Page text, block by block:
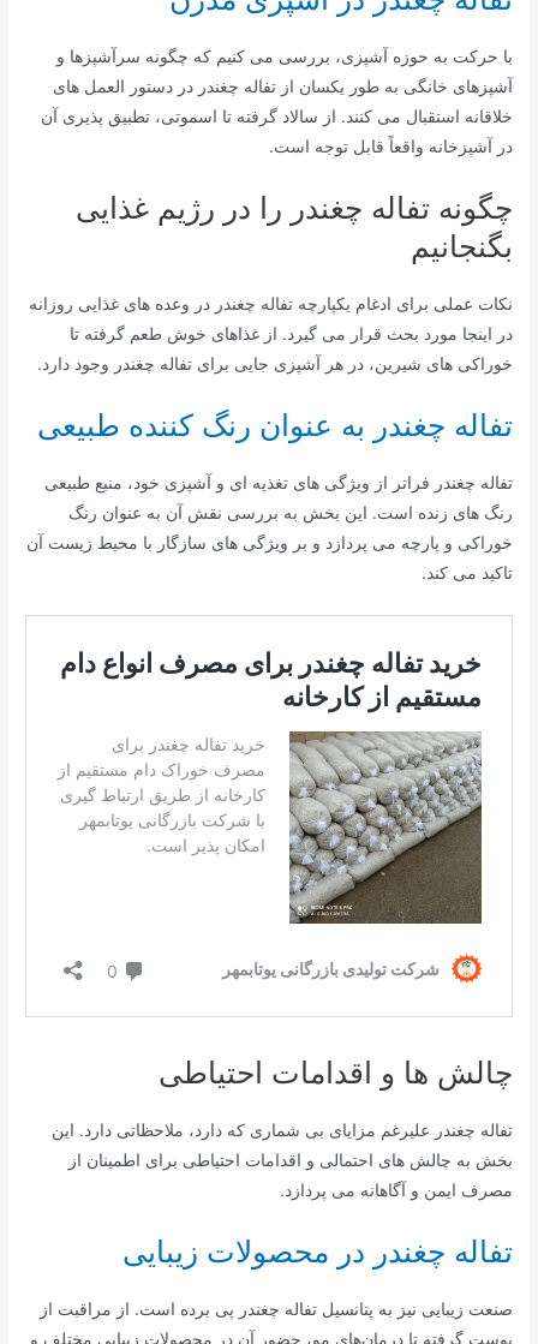
با حرکت به حوزه آشپزی، بررسی می کنیم که چگونه سرآشپزها و
آشپزهای خانگی به طور یکسان از تفاله چغندر در دستور العمل های
خلاقانه استقبال می کنند. از سالاد گرفته تا اسموتی، تطبیق پذیری آن
در آشپزخانه واقعاً قابل توجه است.
چگونه تفاله چغندر را در رژیم غذایی
بگنجانیم
نکات عملی برای ادغام یکپارچه تفاله چغندر در وعده های غذایی روزانه
در اینجا مورد بحث قرار می گیرد. از غذاهای خوش طعم گرفته تا
خوراکی های شیرین، در هر آشپزی جایی برای تفاله چغندر وجود دارد.
تفاله چغندر به عنوان رنگ کننده طبیعی
تفاله چغندر فراتر از ویژگی های تغذیه ای و آشپزی خود، منبع طبیعی
رنگ های زنده است. این بخش به بررسی نقش آن به عنوان رنگ
خوراکی و پارچه می پردازد و بر ویژگی های سازگار با محیط زیست آن
تاکید می کند.
چالش ها و اقدامات احتیاطی
تفاله چغندر علیرغم مزایای بی شماری که دارد، ملاحظاتی دارد. این
بخش به چالش های احتمالی و اقدامات احتیاطی برای اطمینان از
مصرف ایمن و آگاهانه می پردازد.
تفاله چغندر در محصولات زیبایی
صنعت زیبایی نیز به پتانسیل تفاله چغندر پی برده است. از مراقبت از
پوست گرفته تا درمان‌های مو، حضور آن در محصولات زیبایی مختلف و